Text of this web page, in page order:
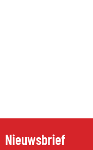
Nieuwsbrief